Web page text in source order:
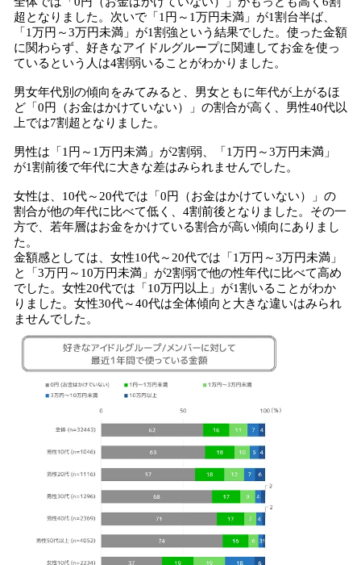
超となりました。次いで「1円～1万円未満」が1割台半ば、
「1万円～3万円未満」が1割強という結果でした。使った金額
に関わらず、好きなアイドルグループに関連してお金を使っ
ているという人は4割弱いることがわかりました。
男女年代別の傾向をみてみると、男女ともに年代が上がるほ
ど「0円（お金はかけていない）」の割合が高く、男性40代以
上では7割超となりました。
男性は「1円～1万円未満」が2割弱、「1万円～3万円未満」
が1割前後で年代に大きな差はみられませんでした。
女性は、10代～20代では「0円（お金はかけていない）」の
割合が他の年代に比べて低く、4割前後となりました。その一
方で、若年層はお金をかけている割合が高い傾向にありまし
た。
金額感としては、女性10代～20代では「1万円～3万円未満」
と「3万円～10万円未満」が2割弱で他の性年代に比べて高め
でした。女性20代では「10万円以上」が1割いることがわか
りました。女性30代～40代は全体傾向と大きな違いはみられ
ませんでした。